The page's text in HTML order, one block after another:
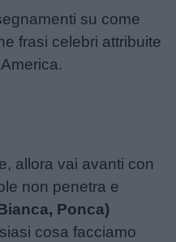
su come
frasi celebri attribuite
allora vai avanti con
non penetra e
Ponca)
cosa facciamo